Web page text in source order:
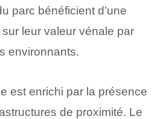
parc bénéficient d’une
leur valeur vénale par
environnants.
est enrichi par la présence
de proximité. Le